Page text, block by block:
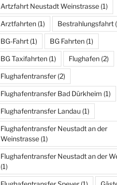
Artzfahrt Neustadt Weinstrasse (1)
Arztfahrten (1) Bestrahlungsfahrt
BG-Fahrt (1) BG Fahrten (1)
BG Taxifahrten (1) Flughafen (2)
Flughafentransfer (2)
Flughafentransfer Bad Dürkheim (1)
Flughafentransfer Landau (1)
Flughafentransfer Neustadt an der
Weinstrasse (1)
Flughafentransfer Neustadt an der
(1)